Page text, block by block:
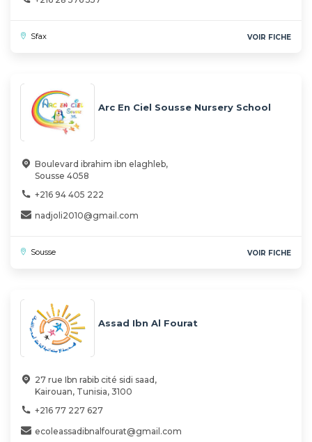
Sfax VOIR FICHE
Arc En Ciel Sousse Nursery School
Boulevard ibrahim ibn elaghleb,
Sousse 4058
+216 94 405 222
nadjoli2010@gmail.com
Sousse VOIR FICHE
Assad Ibn Al Fourat
27 rue Ibn rabib cité sidi saad,
Kairouan, Tunisia, 3100
+216 77 227 627
ecoleassadibnalfourat@gmail.com